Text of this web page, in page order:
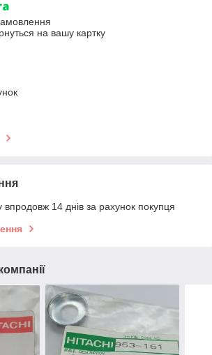
на вашу картку
14 днів за рахунок покупця